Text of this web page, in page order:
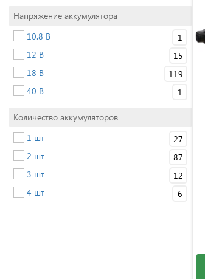
Напряжение аккумулятора
10.8 В
1
12 В
15
18 В
119
40 В
1
Количество аккумуляторов
1 шт
27
2 шт
87
3 шт
12
4 шт
6